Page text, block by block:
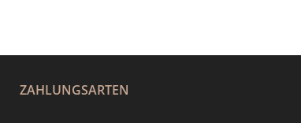
ZAHLUNGSARTEN